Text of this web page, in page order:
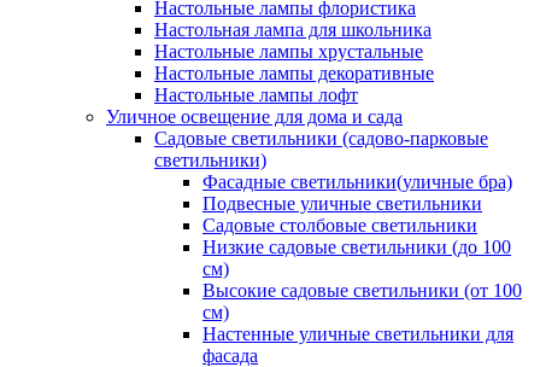
Настольные лампы флористика
Настольная лампа для школьника
Настольные лампы хрустальные
Настольные лампы декоративные
Настольные лампы лофт
Уличное освещение для дома и сада
Садовые светильники (садово-парковые
светильники)
Фасадные светильники(уличные бра)
Подвесные уличные светильники
Садовые столбовые светильники
Низкие садовые светильники (до 100
см)
Высокие садовые светильники (от 100
см)
Настенные уличные светильники для
фасада